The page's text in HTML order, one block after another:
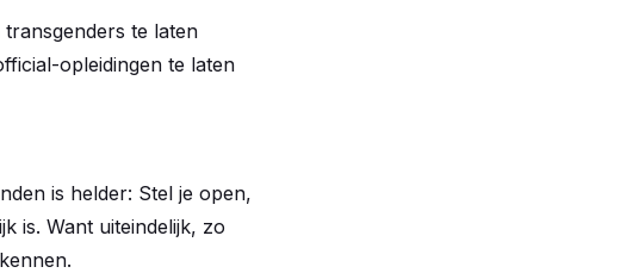
te laten
opleidingen te laten
is helder: Stel je open,
is. Want uiteindelijk, zo